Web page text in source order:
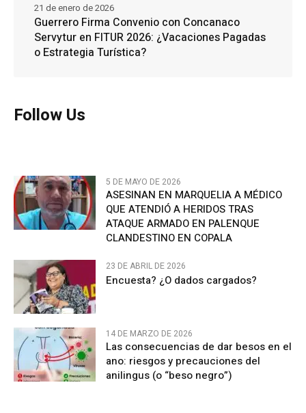
Guerrero Firma Convenio con Concanaco
Servytur en FITUR 2026: ¿Vacaciones Pagadas
o Estrategia Turística?
21 de enero de 2026
Follow Us
5 DE MAYO DE 2026
ASESINAN EN MARQUELIA A MÉDICO
QUE ATENDIÓ A HERIDOS TRAS
ATAQUE ARMADO EN PALENQUE
CLANDESTINO EN COPALA
23 DE ABRIL DE 2026
Encuesta? ¿O dados cargados?
14 DE MARZO DE 2026
Las consecuencias de dar besos en el
ano: riesgos y precauciones del
anilingus (o “beso negro”)